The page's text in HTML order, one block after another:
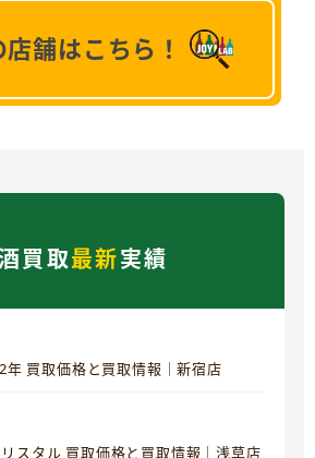
舗はこちら！
買取最新実績
年 買取価格と買取情報｜新宿店
スタル 買取価格と買取情報｜浅草店